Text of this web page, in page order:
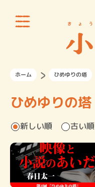
ホーム ひめゆりの塔
ひめゆりの塔
新しい順 古い順